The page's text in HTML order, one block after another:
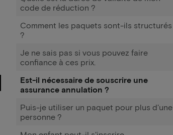
code de réduction ?
Comment les paquets sont-ils structurés
?
Je ne sais pas si vous pouvez faire
confiance à ces prix.
Est-il nécessaire de souscrire une
assurance annulation ?
Puis-je utiliser un paquet pour plus d'une
personne ?